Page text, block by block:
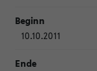
10.10.2011